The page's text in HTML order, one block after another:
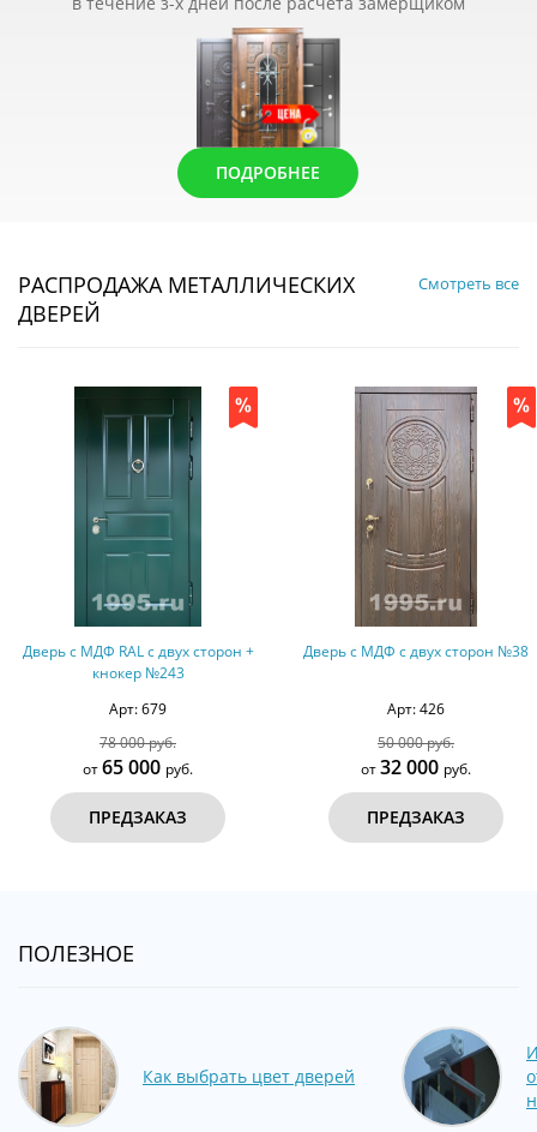
ПОДРОБНЕЕ
РАСПРОДАЖА МЕТАЛЛИЧЕСКИХ
ДВЕРЕЙ
Смотреть все
Дверь с МДФ RAL с двух сторон +
кнокер №243
Арт: 679
78 000 руб.
от65 000 руб.
ПРЕДЗАКАЗ
Дверь с МДФ с двух сторон №38
Арт: 426
50 000 руб.
от32 000 руб.
ПРЕДЗАКАЗ
ПОЛЕЗНОЕ
Как выбрать цвет дверей